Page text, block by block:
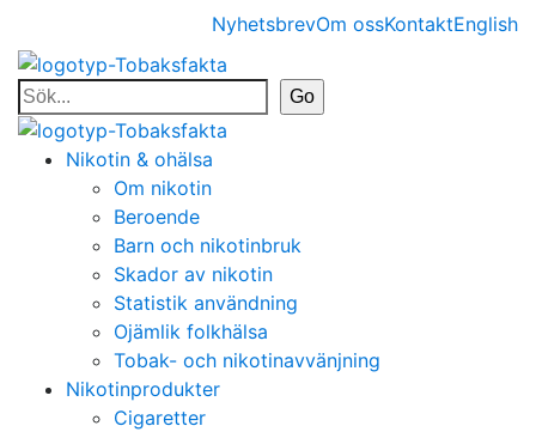
NyhetsbrevOm ossKontaktEnglish
Nikotin & ohälsa
Om nikotin
Beroende
Barn och nikotinbruk
Skador av nikotin
Statistik användning
Ojämlik folkhälsa
Tobak- och nikotinavvänjning
Nikotinprodukter
Cigaretter